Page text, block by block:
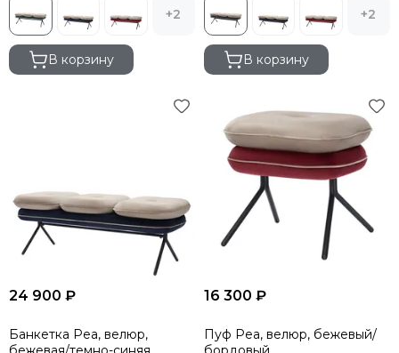
+2
В корзину
+2
В корзину
24 900 ₽
Банкетка Pea, велюр,
16 300 ₽
Пуф Pea, велюр, бежевый/